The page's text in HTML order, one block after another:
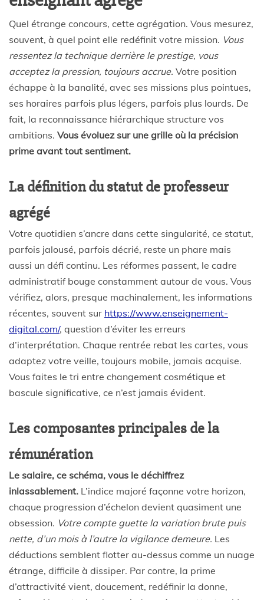
Quel étrange concours, cette agrégation. Vous mesurez,
souvent, à quel point elle redéfinit votre mission. Vous
ressentez la technique derrière le prestige, vous
acceptez la pression, toujours accrue. Votre position
échappe à la banalité, avec ses missions plus pointues,
ses horaires parfois plus légers, parfois plus lourds. De
fait, la reconnaissance hiérarchique structure vos
ambitions. Vous évoluez sur une grille où la précision
prime avant tout sentiment.
La définition du statut de professeur
agrégé
Votre quotidien s’ancre dans cette singularité, ce statut,
parfois jalousé, parfois décrié, reste un phare mais
aussi un défi continu. Les réformes passent, le cadre
administratif bouge constamment autour de vous. Vous
vérifiez, alors, presque machinalement, les informations
récentes, souvent sur https://www.enseignement-
digital.com/, question d’éviter les erreurs
d’interprétation. Chaque rentrée rebat les cartes, vous
adaptez votre veille, toujours mobile, jamais acquise.
Vous faites le tri entre changement cosmétique et
bascule significative, ce n’est jamais évident.
Les composantes principales de la
rémunération
Le salaire, ce schéma, vous le déchiffrez
inlassablement. L’indice majoré façonne votre horizon,
chaque progression d’échelon devient quasiment une
obsession. Votre compte guette la variation brute puis
nette, d’un mois à l’autre la vigilance demeure. Les
déductions semblent flotter au-dessus comme un nuage
étrange, difficile à dissiper. Par contre, la prime
d’attractivité vient, doucement, redéfinir la donne,